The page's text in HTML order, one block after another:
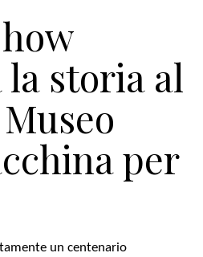
storia al
per
un centenario